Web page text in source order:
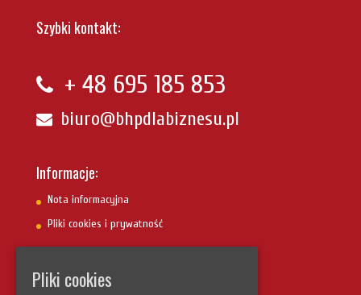
Szybki kontakt:
+ 48 695 185 853
biuro@bhpdlabiznesu.pl
Informacje:
Nota informacyjna
Pliki cookies i prywatność
Szybka nawigacja:
Pliki cookies